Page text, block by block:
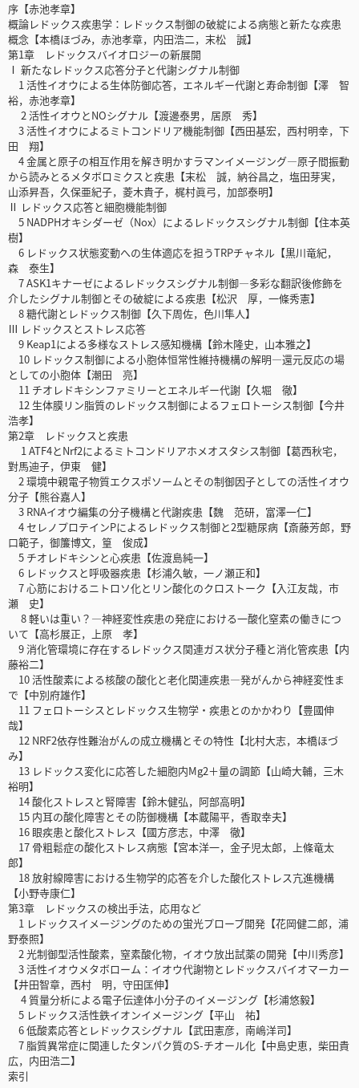
序【赤池孝章】
概論レドックス疾患学：レドックス制御の破綻による病態と新たな疾患
概念【本橋ほづみ，赤池孝章，内田浩二，末松 誠】
第1章 レドックスバイオロジーの新展開
Ⅰ 新たなレドックス応答分子と代謝シグナル制御
1 活性イオウによる生体防御応答，エネルギー代謝と寿命制御【澤 智
裕，赤池孝章】
2 活性イオウとNOシグナル【渡邊泰男，居原 秀】
3 活性イオウによるミトコンドリア機能制御【西田基宏，西村明幸，下
田 翔】
4 金属と原子の相互作用を解き明かすラマンイメージング―原子間振動
から読みとるメタボロミクスと疾患【末松 誠，納谷昌之，塩田芽実，
山添昇吾，久保亜紀子，菱木貴子，梶村眞弓，加部泰明】
Ⅱ レドックス応答と細胞機能制御
5 NADPHオキシダーゼ（Nox）によるレドックスシグナル制御【住本英
樹】
6 レドックス状態変動への生体適応を担うTRPチャネル【黒川竜紀，
森 泰生】
7 ASK1キナーゼによるレドックスシグナル制御―多彩な翻訳後修飾を
介したシグナル制御とその破綻による疾患【松沢 厚，一條秀憲】
8 糖代謝とレドックス制御【久下周佐，色川隼人】
Ⅲ レドックスとストレス応答
9 Keap1による多様なストレス感知機構【鈴木隆史，山本雅之】
10 レドックス制御による小胞体恒常性維持機構の解明―還元反応の場
としての小胞体【潮田 亮】
11 チオレドキシンファミリーとエネルギー代謝【久堀 徹】
12 生体膜リン脂質のレドックス制御によるフェロトーシス制御【今井
浩孝】
第2章 レドックスと疾患
1 ATF4とNrf2によるミトコンドリアホメオスタシス制御【葛西秋宅，
對馬迪子，伊東 健】
2 環境中親電子物質エクスポソームとその制御因子としての活性イオウ
分子【熊谷嘉人】
3 RNAイオウ編集の分子機構と代謝疾患【魏 范研，富澤一仁】
4 セレノプロテインPによるレドックス制御と2型糖尿病【斎藤芳郎，野
口範子，御簾博文，篁 俊成】
5 チオレドキシンと心疾患【佐渡島純一】
6 レドックスと呼吸器疾患【杉浦久敏，一ノ瀬正和】
7 心筋におけるニトロソ化とリン酸化のクロストーク【入江友哉，市
瀬 史】
8 軽いは重い？―神経変性疾患の発症における一酸化窒素の働きにつ
いて【高杉展正，上原 孝】
9 消化管環境に存在するレドックス関連ガス状分子種と消化管疾患【内
藤裕二】
10 活性酸素による核酸の酸化と老化関連疾患―発がんから神経変性ま
で【中別府雄作】
11 フェロトーシスとレドックス生物学・疾患とのかかわり【豊國伸
哉】
12 NRF2依存性難治がんの成立機構とその特性【北村大志，本橋ほづ
み】
13 レドックス変化に応答した細胞内Mg2＋量の調節【山崎大輔，三木
裕明】
14 酸化ストレスと腎障害【鈴木健弘，阿部高明】
15 内耳の酸化障害とその防御機構【本蔵陽平，香取幸夫】
16 眼疾患と酸化ストレス【國方彦志，中澤 徹】
17 骨粗鬆症の酸化ストレス病態【宮本洋一，金子児太郎，上條竜太
郎】
18 放射線障害における生物学的応答を介した酸化ストレス亢進機構
【小野寺康仁】
第3章 レドックスの検出手法，応用など
1 レドックスイメージングのための蛍光プローブ開発【花岡健二郎，浦
野泰照】
2 光制御型活性酸素，窒素酸化物，イオウ放出試薬の開発【中川秀彦】
3 活性イオウメタボローム：イオウ代謝物とレドックスバイオマーカー
【井田智章，西村 明，守田匡伸】
4 質量分析による電子伝達体小分子のイメージング【杉浦悠毅】
5 レドックス活性鉄イオンイメージング【平山 祐】
6 低酸素応答とレドックスシグナル【武田憲彦，南嶋洋司】
7 脂質異常症に関連したタンパク質のS-チオール化【中島史恵，柴田貴
広，内田浩二】
索引